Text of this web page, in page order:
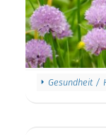
Gesundheit /